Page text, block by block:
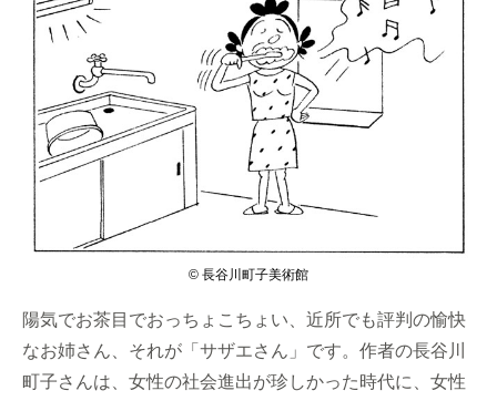
©︎ 長谷川町子美術館
陽気でお茶目でおっちょこちょい、近所でも評判の愉快
なお姉さん、それが「サザエさん」です。作者の長谷川
町子さんは、女性の社会進出が珍しかった時代に、女性